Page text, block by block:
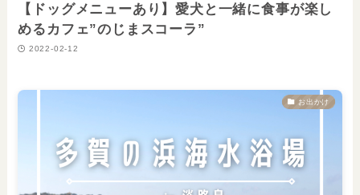
【ドッグメニューあり】愛犬と一緒に食事が楽し
めるカフェ”のじまスコーラ”
2022-02-12
お出かけ